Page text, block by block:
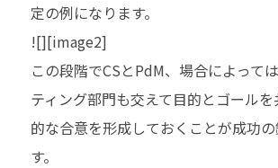
定の例になります。
![][image2]
この段階でCSとPdM、場合によって
ティング部門も交えて目的とゴール
的な合意を形成しておくことが成功
す。